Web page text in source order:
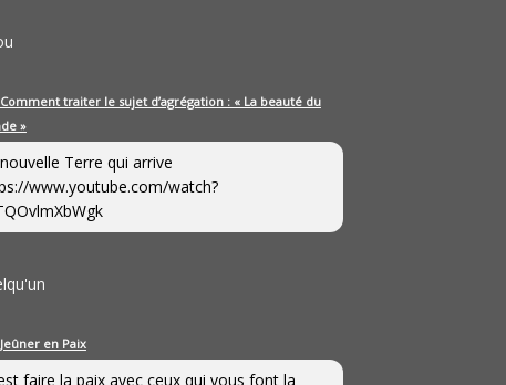
Comment traiter le sujet d’agrégation : « La beauté du
»
Terre qui arrive
www.youtube.com/watch?
Jeûner en Paix
faire la paix avec ceux qui vous font la